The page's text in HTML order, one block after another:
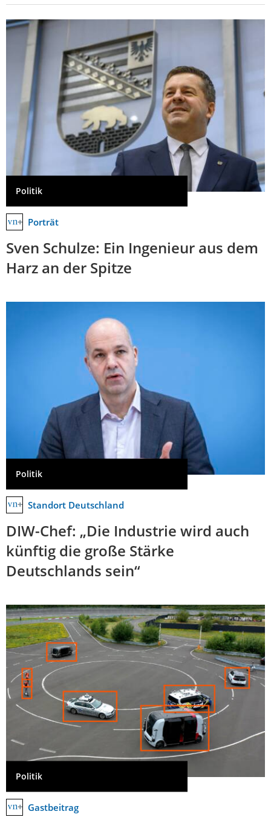
Politik
Porträt
Sven Schulze: Ein Ingenieur aus dem
Harz an der Spitze
Politik
Standort Deutschland
DIW-Chef: „Die Industrie wird auch
künftig die große Stärke
Deutschlands sein“
Politik
Gastbeitrag